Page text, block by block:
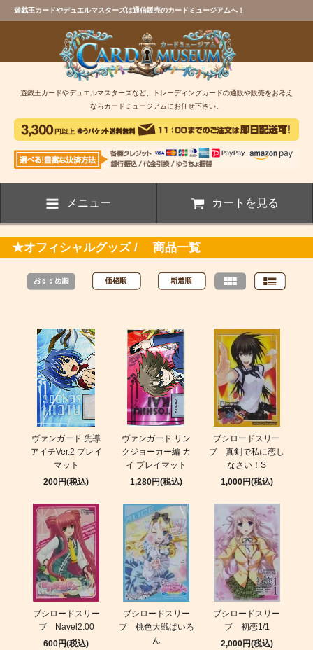
遊戯王カードやデュエルマスターズは通信販売のカードミュージアムへ！
遊戯王カードやデュエルマスターズなど、トレーディングカードの通販や販売をお考え
ならカードミュージアムにお任せ下さい。
メニュー カートを見る
★オフィシャルグッズ / 商品一覧
ヴァンガード 先導
アイチVer.2 プレイ
マット
200円(税込)
ヴァンガード リン
クジョーカー編 カ
イ プレイマット
1,280円(税込)
ブシロードスリー
ブ 真剣で私に恋し
なさい！S
1,000円(税込)
ブシロードスリー
ブ Navel2.00
600円(税込)
ブシロードスリー
ブ 桃色大戦ぱいろ
ん
ブシロードスリー
ブ 初恋1/1
2,000円(税込)